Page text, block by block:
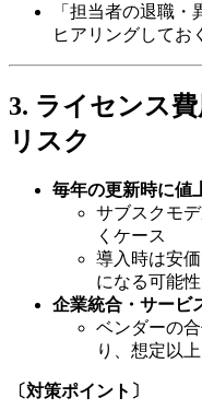
「担当者の退職
ヒアリングしておく
3. ライセンス
リスク
毎年の更新時に値
サブスクモ
くケース
導入時は安
になる可能性
企業統合・サービ
ベンダーの
り、想定以
〔対策ポイント〕